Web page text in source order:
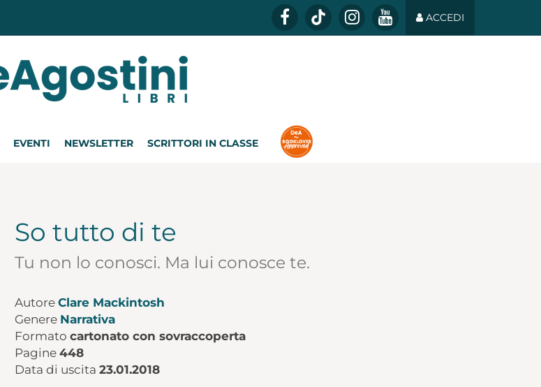
ACCEDI
EVENTI NEWSLETTER SCRITTORI IN CLASSE
So tutto di te
Tu non lo conosci. Ma lui conosce te.
Autore Clare Mackintosh
Genere Narrativa
Formato cartonato con sovraccoperta
Pagine 448
Data di uscita 23.01.2018